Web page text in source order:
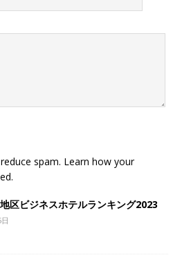
spam. Learn how your
.
区ビジネスホテルランキング2023